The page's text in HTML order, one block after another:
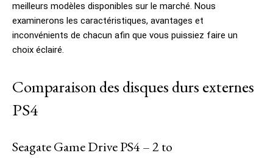
meilleurs modèles disponibles sur le marché. Nous
examinerons les caractéristiques, avantages et
inconvénients de chacun afin que vous puissiez faire un
choix éclairé.
Comparaison des disques durs externes
PS4
Seagate Game Drive PS4 – 2 to